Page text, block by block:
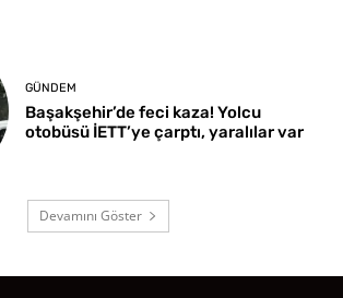
GÜNDEM
Başakşehir’de feci kaza! Yolcu
otobüsü İETT’ye çarptı, yaralılar var
Devamını Göster